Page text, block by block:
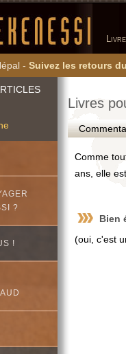
- Suivez les retours
?
!
Livres
Comme
ans, elle
Bien
(oui, c'est